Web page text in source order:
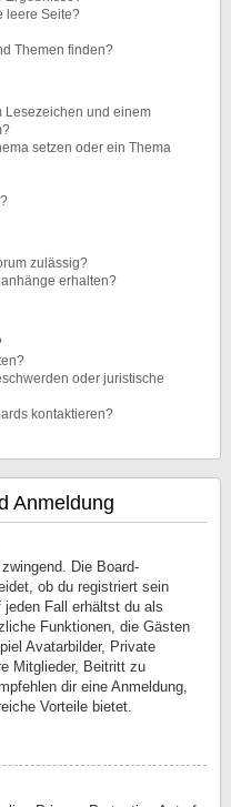
leere Seite?
Themen finden?
Lesezeichen und einem
setzen oder ein Thema
zulässig?
erhalten?
oder juristische
kontaktieren?
Anmeldung
Die Board-
ob du registriert sein
Fall erhältst du als
Funktionen, die Gästen
Avatarbilder, Private
Mitglieder, Beitritt zu
dir eine Anmeldung,
Vorteile bietet.